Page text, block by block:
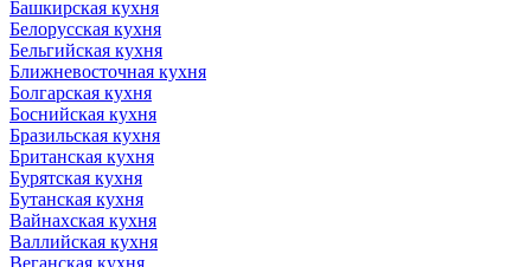
Башкирская кухня
Белорусская кухня
Бельгийская кухня
Ближневосточная кухня
Болгарская кухня
Боснийская кухня
Бразильская кухня
Британская кухня
Бурятская кухня
Бутанская кухня
Вайнахская кухня
Валлийская кухня
Веганская кухня